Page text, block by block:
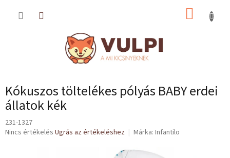
KOSÁR
Kókuszos töltelékes pólyás BABY erdei
állatok kék
231-1327
A
Nincs értékelés Ugrás az értékeléshez Márka: Infantilo